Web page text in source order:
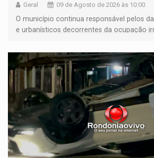
Geral 09 de Agosto de 2026 às 10:00
O município continua responsável pelos
e urbanísticos decorrentes da ocupação